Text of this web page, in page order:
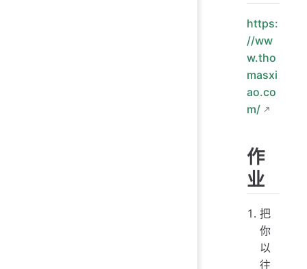
https:
//ww
w.tho
masxi
ao.co
m/
作
业
把
你
以
往